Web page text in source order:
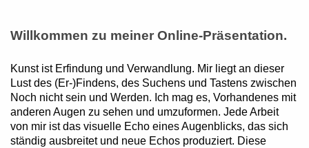
Willkommen zu meiner Online-Präsentation.
Kunst ist Erfindung und Verwandlung. Mir liegt an dieser
Lust des (Er-)Findens, des Suchens und Tastens zwischen
Noch nicht sein und Werden. Ich mag es, Vorhandenes mit
anderen Augen zu sehen und umzuformen. Jede Arbeit
von mir ist das visuelle Echo eines Augenblicks, das sich
ständig ausbreitet und neue Echos produziert. Diese